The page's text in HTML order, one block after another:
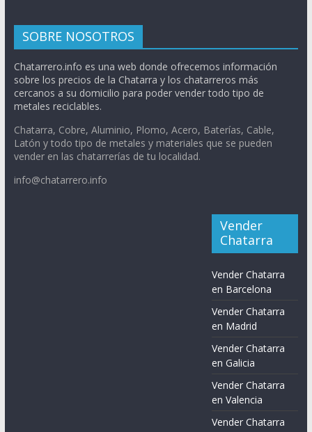
SOBRE NOSOTROS
Chatarrero.info es una web donde ofrecemos información
sobre los precios de la Chatarra y los chatarreros más
cercanos a su domicilio para poder vender todo tipo de
metales reciclables.
Chatarra, Cobre, Aluminio, Plomo, Acero, Baterías, Cable,
Latón y todo tipo de metales y materiales que se pueden
vender en las chatarrerías de tu localidad.
info@chatarrero.info
Vender
Chatarra
Vender Chatarra
en Barcelona
Vender Chatarra
en Madrid
Vender Chatarra
en Galicia
Vender Chatarra
en Valencia
Vender Chatarra